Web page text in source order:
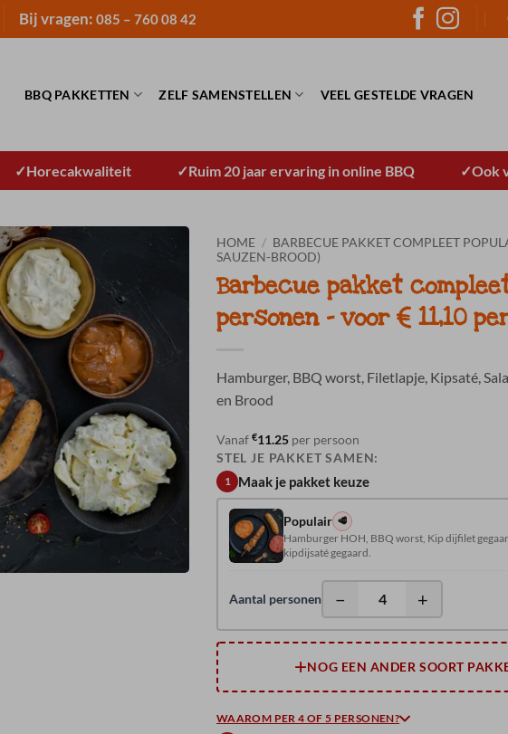
Bij vragen: 085 – 760 08 42
BBQ PAKKETTEN ZELF SAMENSTELLEN VEEL GESTELDE VRAGEN
Horecakwaliteit Ruim 20 jaar ervaring in online BBQ Ook
HOME / BARBECUE PAKKET COMPLEET
SAUZEN-BROOD)
Barbecue pakket
personen – voor € 11,10
Hamburger, BBQ worst, Filetlapje, Kipsaté,
en Brood
Vanaf €11.25 per persoon
STEL JE PAKKET SAMEN:
1 Maak je pakket keuze
Populair 🥩
Hamburger HOH, BBQ worst, Kip dijfilet
kipdijsaté gegaard.
Aantal personen − +
NOG EEN ANDER SOORT
WAAROM PER 4 OF 5 PERSONEN?